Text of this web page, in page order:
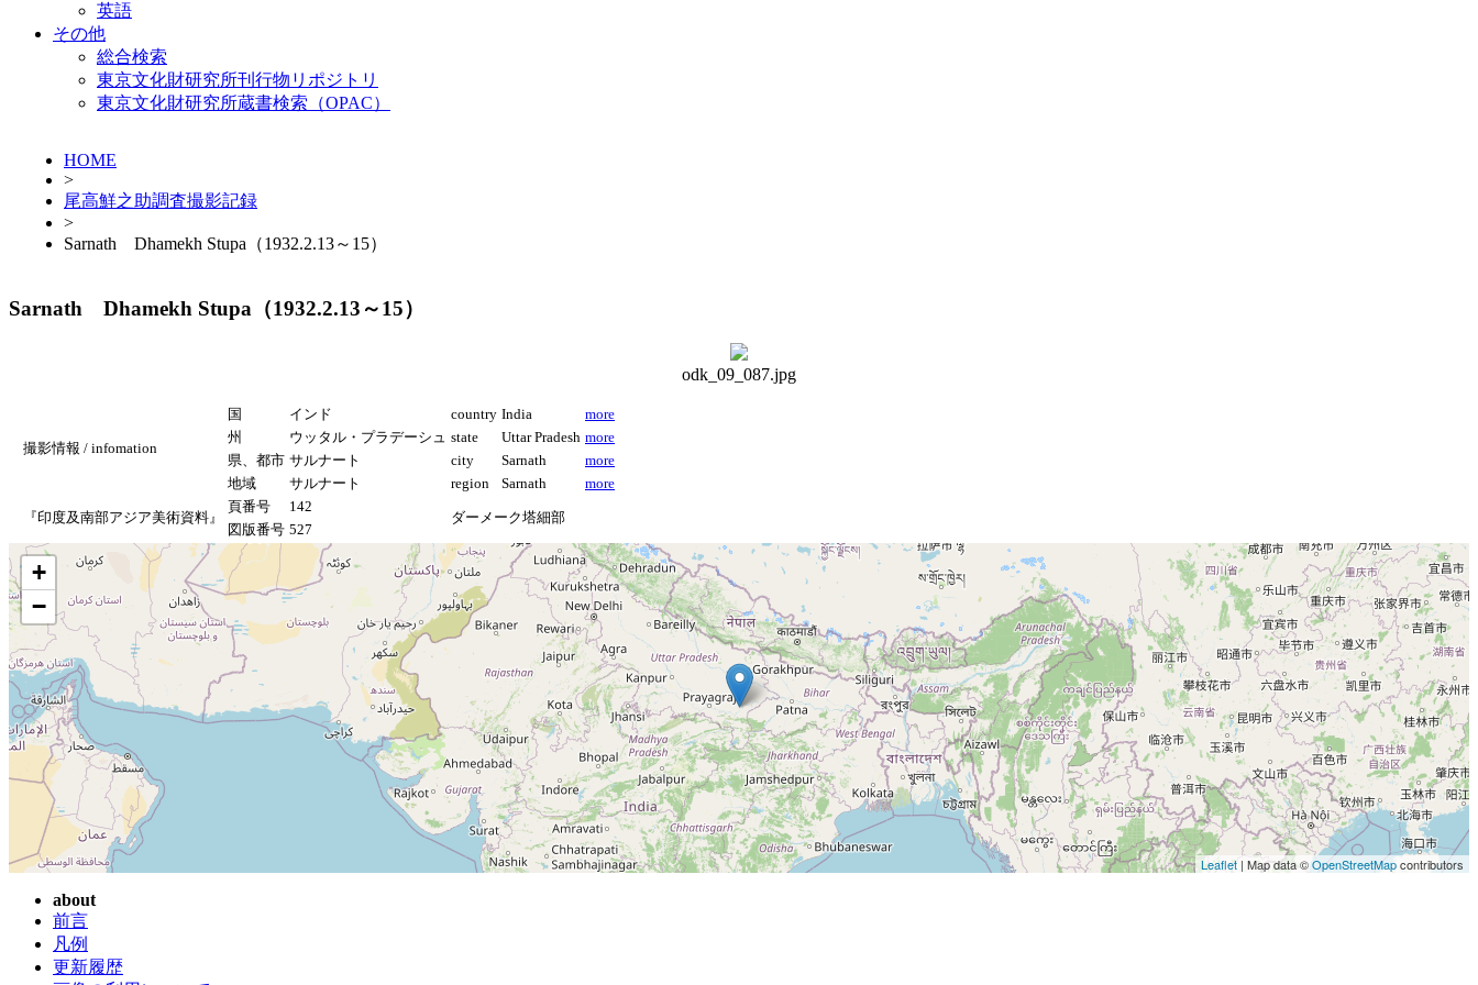
英語
その他
総合検索
東京文化財研究所刊行物リポジトリ
東京文化財研究所蔵書検索（OPAC）
HOME
>
尾高鮮之助調査撮影記録
>
Sarnath Dhamekh Stupa（1932.2.13～15）
Sarnath Dhamekh Stupa（1932.2.13～15）
odk_09_087.jpg
撮影情報 / infomation
国 インド country India
more
州
ウッタル・プラデーシュ state Uttar Pradesh more
県、都市 サルナート city Sarnath
more
地域
サルナート region Sarnath more
『印度及南部アジア美術資料』
頁番号 142
ダーメーク塔細部
図版番号 527
+
−
Leaflet | Map data ©OpenStreetMapcontributors
about
前言
凡例
更新履歴